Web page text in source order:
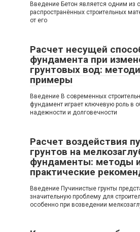
Введение Бетон является одним из
распространённых строительных
от его
Расчет несущей
фундамента при
грунтовых вод:
примеры
Введение В современных
фундамент играет ключевую роль в
надежности и долговечности
Расчет воздействия
грунтов на
фундаменты: методы
практические
Введение Пучинистые грунты
значительную проблему для
особенно при возведении